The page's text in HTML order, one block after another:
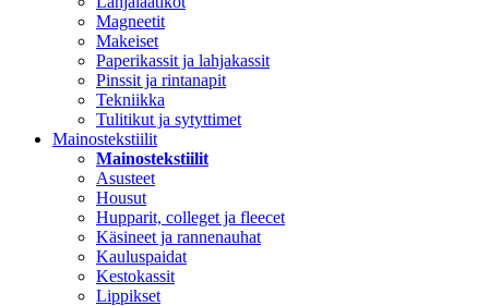
Magneetit
Makeiset
Paperikassit ja lahjakassit
Pinssit ja rintanapit
Tekniikka
Tulitikut ja sytyttimet
Mainostekstiilit
Mainostekstiilit
Asusteet
Housut
Hupparit, colleget ja fleecet
Käsineet ja rannenauhat
Kauluspaidat
Kestokassit
Lippikset